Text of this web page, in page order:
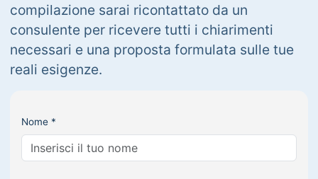
compilazione sarai ricontattato da un
consulente per ricevere tutti i chiarimenti
necessari e una proposta formulata sulle tue
reali esigenze.
Nome *